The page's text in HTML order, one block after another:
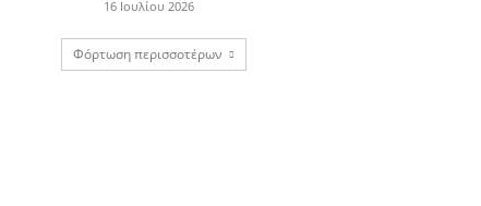
16 Ιουλίου 2026
Φόρτωση περισσοτέρων